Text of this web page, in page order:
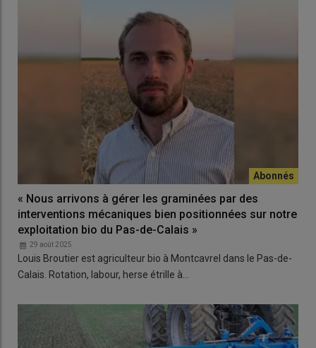
« Nous arrivons à gérer les graminées par des
interventions mécaniques bien positionnées sur notre
exploitation bio du Pas-de-Calais »
29 août 2025
Louis Broutier est agriculteur bio à Montcavrel dans le Pas-de-
Calais. Rotation, labour, herse étrille à…